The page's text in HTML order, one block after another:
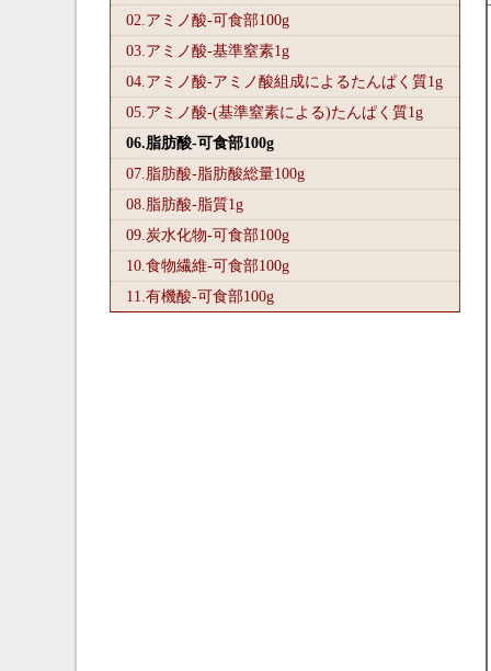
02.アミノ酸-可食部100g
03.アミノ酸-基準窒素1g
04.アミノ酸-アミノ酸組成によるたんぱく質1g
05.アミノ酸-(基準窒素による)たんぱく質1g
06.脂肪酸-可食部100g
07.脂肪酸-脂肪酸総量100g
08.脂肪酸-脂質1g
09.炭水化物-可食部100g
10.食物繊維-可食部100g
11.有機酸-可食部100g